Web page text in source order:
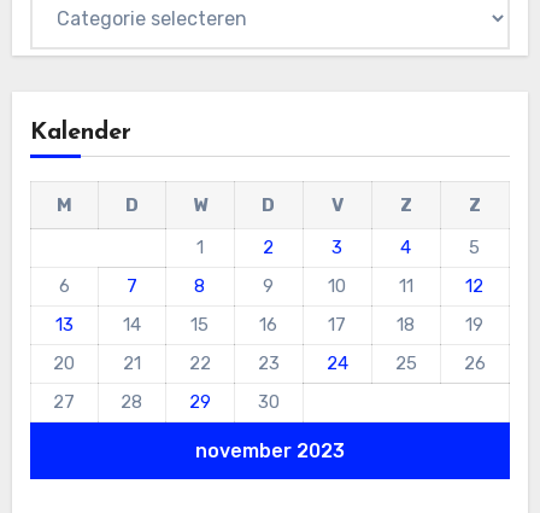
Kalender
november 2023
M D W D V Z
Z
1
2 3 4
5
6
7 8 9 10 11
12
13
14 15 16 17 18
19
20
21 22 23 24 25
26
27
28 29 30